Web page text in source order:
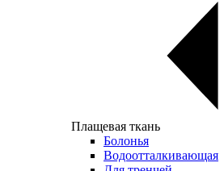
Плащевая ткань
Болонья
Водоотталкивающая